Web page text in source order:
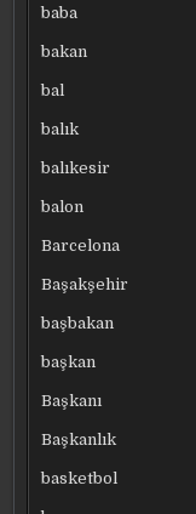
baba
bakan
bal
balık
balıkesir
balon
Barcelona
Başakşehir
başbakan
başkan
Başkanı
Başkanlık
basketbol